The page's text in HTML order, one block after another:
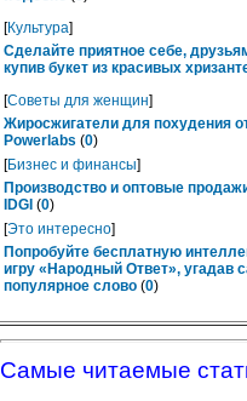
[Культура]
Сделайте приятное себе,
купив букет из красивых
[Советы для женщин]
Жиросжигатели для похудения
Powerlabs (0)
[Бизнес и финансы]
Производство и оптовые
IDGI (0)
[Это интересно]
Попробуйте бесплатную
игру «Народный Ответ», угадав
популярное слово (0)
Самые читаемые